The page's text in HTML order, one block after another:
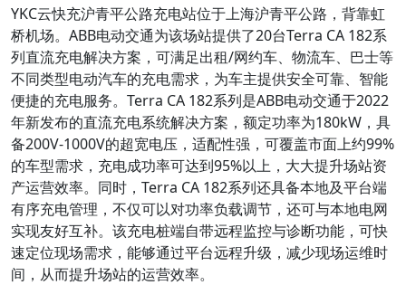
YKC云快充沪青平公路充电站位于上海沪青平公路，背靠虹
桥机场。ABB电动交通为该场站提供了20台Terra CA 182系
列直流充电解决方案，可满足出租/网约车、物流车、巴士等
不同类型电动汽车的充电需求，为车主提供安全可靠、智能
便捷的充电服务。Terra CA 182系列是ABB电动交通于2022
年新发布的直流充电系统解决方案，额定功率为180kW，具
备200V-1000V的超宽电压，适配性强，可覆盖市面上约99%
的车型需求，充电成功率可达到95%以上，大大提升场站资
产运营效率。同时，Terra CA 182系列还具备本地及平台端
有序充电管理，不仅可以对功率负载调节，还可与本地电网
实现友好互补。该充电桩端自带远程监控与诊断功能，可快
速定位现场需求，能够通过平台远程升级，减少现场运维时
间，从而提升场站的运营效率。